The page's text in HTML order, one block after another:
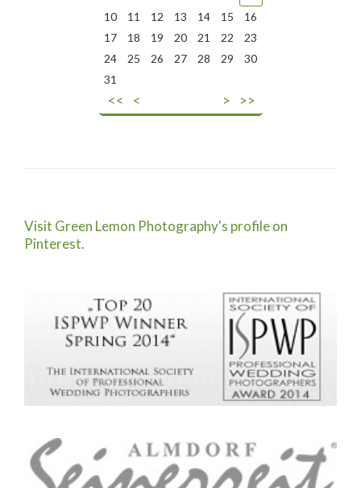
<< < > >>
10
11 12 13 14 15
16
17
18 19 20 21 22
23
24
25 26 27 28 29
30
31
Visit Green Lemon Photography's profile on
Pinterest.